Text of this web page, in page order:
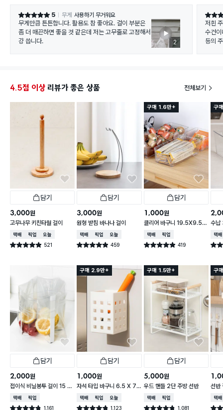
별점 5점 5 무게 사용하기 무거워요
무게만큼 튼튼합니다. 활용도 참 좋아요. 걸이 부분은
좀 더 매끈하면 좋을 것 같은데 저는 고무줄로 고정해서
걍 씁니다.
2
별점 5
저흰
수건이
등의
4.5점 이상 리뷰가 좋은 상품 전체보기
담기
3,000원
고무나무 키친타월 걸이
택배배송매장픽업오늘배송
별점 4.9점 521
건 작성
담기
3,000원
원형 받침 바나나 걸이
택배배송매장픽업오늘배송
별점 4.9점 459
건 작성
구매 1.6만+
담기
1,000원
클리어 바구니 19.5X9.5X
6.2cm
택배배송매장픽업
별점 4.9점 419
건 작성
구
수
택배
별점
담기
2,000원
접이식 비닐봉투 걸이 15 X
16.5 cm
택배배송매장픽업
별점 4.8점 1,161
구매 2.9만+
담기
1,000원
자석 타입 바구니 6.5 X 7.
5 X 10 cm
택배배송매장픽업오늘배송
별점 4.8점 1,123
구매 1.5만+
담기
5,000원
우드 핸들 2단 주방 선반
택배배송매장픽업
별점 4.8점 1,081
구
선반
택배
별점